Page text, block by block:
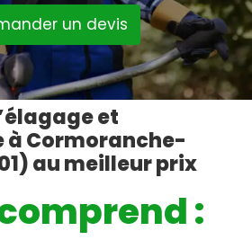
un devis
et
à Cormoranche-
au meilleur prix
: